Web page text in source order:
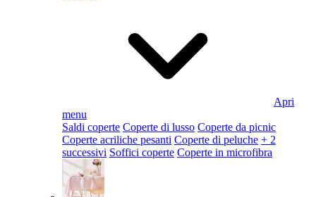
Apri
menu
Saldi coperte Coperte di lusso Coperte da picnic
Coperte acriliche pesanti Coperte di peluche + 2
successivi Soffici coperte Coperte in microfibra